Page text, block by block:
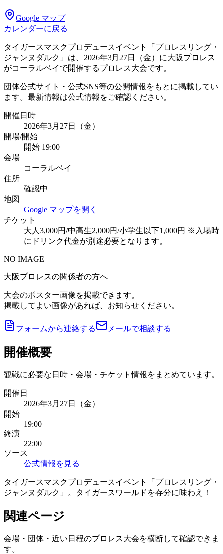
Google マップ
カレンダーに戻る
タイガースマスクプロデュースイベント「プロレスリング・
ジャンヌダルク」は、2026年3月27日（金）に大阪プロレス
がコーラルベイで開催するプロレス大会です。
団体公式サイト・公式SNS等の公開情報をもとに掲載してい
ます。最新情報は公式情報をご確認ください。
開催日時
2026年3月27日（金）
開場/開始
開始 19:00
会場
コーラルベイ
住所
確認中
地図
Google マップを開く
チケット
大人3,000円/中高生2,000円/小学生以下1,000円 ※入場時
にドリンク代金が別途必要となります。
NO IMAGE
大阪プロレスの関係者の方へ
大会のポスター画像を掲載できます。
掲載してよい画像があれば、お知らせください。
フォームから連絡する メールで相談する
開催概要
観戦に必要な日時・会場・チケット情報をまとめています。
開催日
2026年3月27日（金）
開始
19:00
終演
22:00
ソース
公式情報を見る
タイガースマスクプロデュースイベント「プロレスリング・
ジャンヌダルク」。タイガースワールドを存分に味わえ！
関連ページ
会場・団体・近い日程のプロレス大会を横断して確認できま
す。